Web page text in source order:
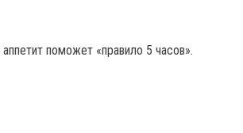
поможет «правило 5 часов».